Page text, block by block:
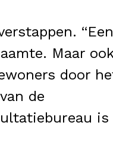
“Een
Maar ook
door
de